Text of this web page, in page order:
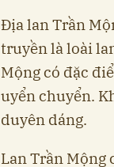
Địa lan Trần
truyền là loài
Mộng có đặc
uyển chuyển.
duyên dáng.
Lan Trần Mộng